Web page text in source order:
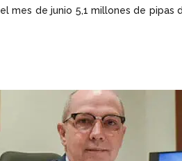
mes de junio 5,1 millones de pipas